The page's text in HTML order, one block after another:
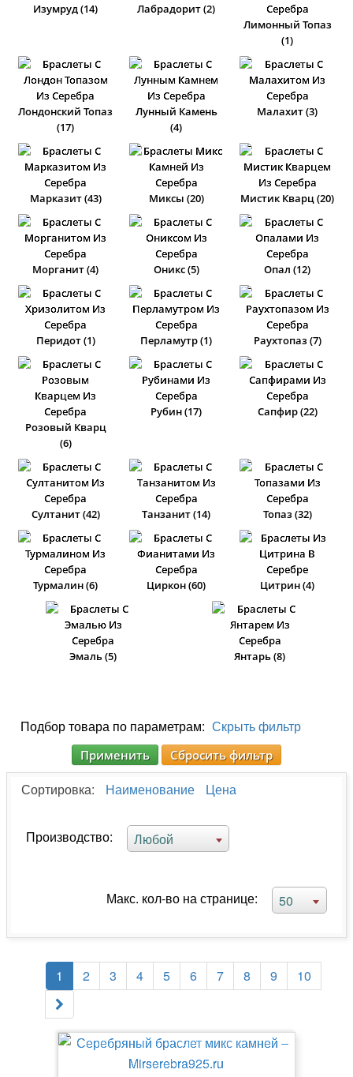
Изумруд (14)
Лабрадорит (2)
Лимонный Топаз
(1)
Лондонский Топаз
(17)
Лунный Камень
(4)
Малахит (3)
Марказит (43) Миксы (20) Мистик Кварц (20)
Морганит (4) Оникс (5) Опал (12)
Перидот (1) Перламутр (1) Раухтопаз (7)
Розовый Кварц
(6)
Рубин (17) Сапфир (22)
Султанит (42) Танзанит (14) Топаз (32)
Турмалин (6) Циркон (60) Цитрин (4)
Эмаль (5) Янтарь (8)
Подбор товара по параметрам: Скрыть фильтр
Применить Сбросить фильтр
Сортировка: Наименование Цена
Производство: Любой
Макс. кол-во на странице: 50
1 2 3 4 5 6 7 8 9 10